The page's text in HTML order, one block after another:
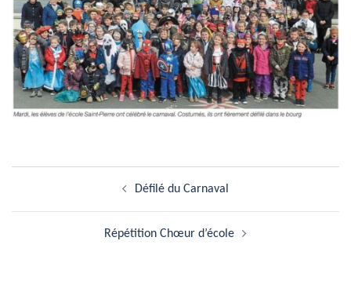
Défilé du Carnaval
Répétition Chœur d’école